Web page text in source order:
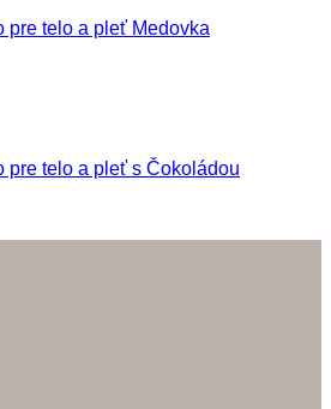
pre telo a pleť Medovka
pre telo a pleť s Čokoládou